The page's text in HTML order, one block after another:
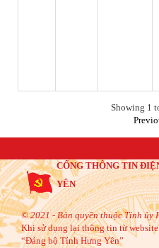
Showing 1
CỔNG THÔNG TIN
YÊN
© 2021 - Bản quyền thuộc Tỉnh ủy
Khi sử dụng lại thông tin từ
“Đảng bộ Tỉnh Hưng Yên”